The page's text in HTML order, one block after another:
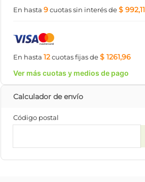
En hasta 9cuotassin interésde$ 992,11
En hasta 12cuotasfijasde$ 1261,96
Ver más cuotas y medios de pago
Código postal